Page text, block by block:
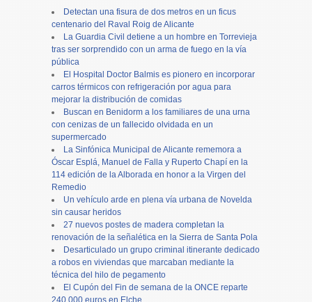
Detectan una fisura de dos metros en un ficus
centenario del Raval Roig de Alicante
La Guardia Civil detiene a un hombre en Torrevieja
tras ser sorprendido con un arma de fuego en la vía
pública
El Hospital Doctor Balmis es pionero en incorporar
carros térmicos con refrigeración por agua para
mejorar la distribución de comidas
Buscan en Benidorm a los familiares de una urna
con cenizas de un fallecido olvidada en un
supermercado
La Sinfónica Municipal de Alicante rememora a
Óscar Esplá, Manuel de Falla y Ruperto Chapí en la
114 edición de la Alborada en honor a la Virgen del
Remedio
Un vehículo arde en plena vía urbana de Novelda
sin causar heridos
27 nuevos postes de madera completan la
renovación de la señalética en la Sierra de Santa Pola
Desarticulado un grupo criminal itinerante dedicado
a robos en viviendas que marcaban mediante la
técnica del hilo de pegamento
El Cupón del Fin de semana de la ONCE reparte
240.000 euros en Elche